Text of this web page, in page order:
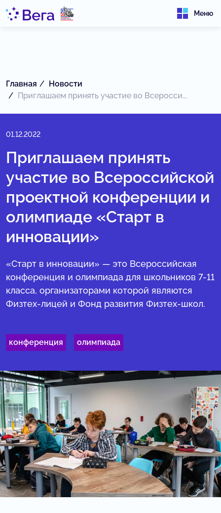
Меню
Главная
Новости
Приглашаем принять участие во Всеросси...
01.12.2022
Приглашаем принять
участие во Всероссийской
проектной конференции и
олимпиаде «Старт в
инновации»
«Старт в инновации» — это Всероссийская
конференция и олимпиада для школьников 7-11
класса, организаторами которой являются
Физтех-лицей и Фонд развития Физтех-школ.
конференция олимпиада